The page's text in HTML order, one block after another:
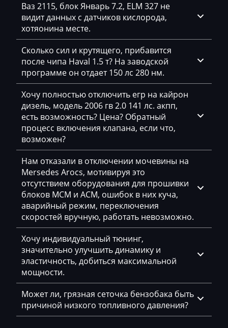
Comacchio
Cupra
Dacia
Daewoo
DAF
Daihatsu
Dammann
Derways
Deutz
Dewulf
Dieci
Dodge
Dongfeng
Doosan
Doppstadt
Dynapac
Ваз 2115, блок Январь 7.2, ELM 327 не
видит данных с датчиков кислорода,
хотяонина месте.
Сколько сил и крутящего, прибавится
после чипа Haval 1.5 т? На заводской
программе он отдает 150 лс 280 нм.
Хочу полностью отключить егр на кайрон
дизель, модель 2006 гв 2.0 141 лс. акпп,
есть возможность? Цена? Обратный
процесс включения клапана, если что,
возможен?
Нам отказали в отключении мочевины на
Mersedes Arocs, мотивируя это
отсутствием оборудования для прошивки
блоков MCM и ACM, ошибок в них куча,
аварийный режим, переключения
скоростей вручную, работать невозможно.
Хочу индивидуальный тюнинг,
значительно улучшить динамику и
эластичность, добиться максимальной
мощности.
Может ли, грязная сеточка бензобака быть
причиной низкого топливного давления?